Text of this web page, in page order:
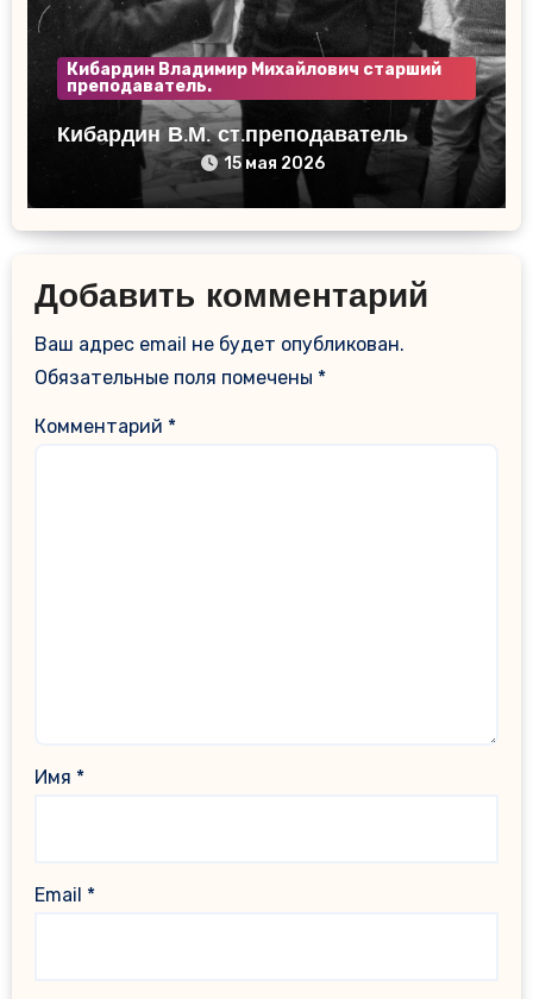
Кибардин Владимир Михайлович старший
преподаватель.
Кибардин В.М. ст.преподаватель
15 мая 2026
Добавить комментарий
Ваш адрес email не будет опубликован.
Обязательные поля помечены *
Комментарий *
Имя *
Email *